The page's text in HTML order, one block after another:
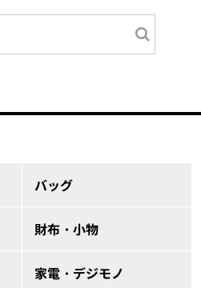
バッグ
財布・小物
家電・デジモノ